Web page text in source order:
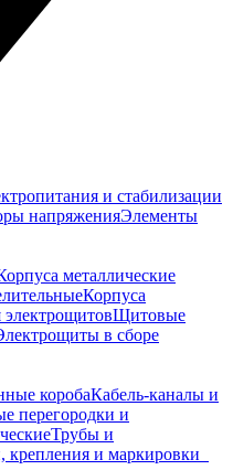
и стабилизации
напряженияЭлементы
металлические
Корпуса
Щитовые
в сборе
коробаКабель-каналы и
перегородки и
Трубы и
крепления и маркировки